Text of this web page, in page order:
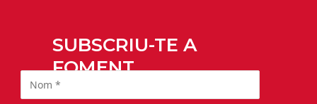
SUBSCRIU-TE A
FOMENT